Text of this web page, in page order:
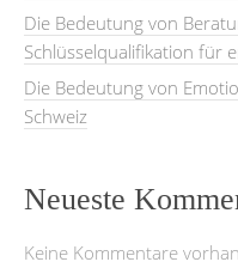
Die Bedeutung von
Schlüsselqualifikation für
Die Bedeutung von
Schweiz
Neueste
Keine Kommentare